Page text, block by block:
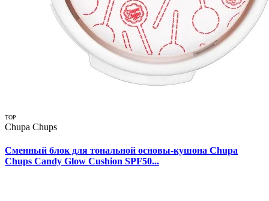
TOP
Chupa Chups
Сменный блок для тональной основы-кушона Chupa
Chups Candy Glow Cushion SPF50...